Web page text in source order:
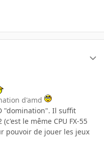
d'amd
"domination". Il suffit
le même CPU FX-55
pouvoir de jouer les jeux